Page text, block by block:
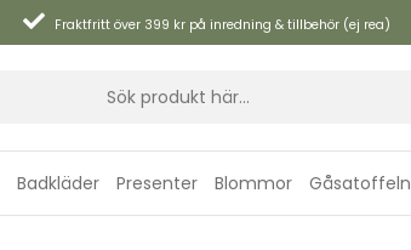
Fraktfritt över 399 kr på inredning & tillbehör (ej rea)
Badkläder Presenter Blommor Gåsatoffeln